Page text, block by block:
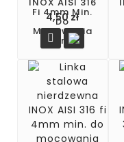
Fi 4mm Min.
Do
Mocowania
Pomp
4,50 złCena
